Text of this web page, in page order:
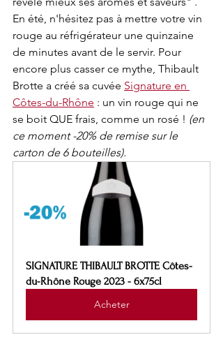
En été, n'hésitez pas à mettre votre vin
rouge au réfrigérateur une quinzaine
de minutes avant de le servir. Pour
encore plus casser ce mythe, Thibault
Brotte a créé sa cuvée Signature en
Côtes-du-Rhône : un vin rouge qui ne
se boit QUE frais, comme un rosé ! (en
ce moment -20% de remise sur le
carton de 6 bouteilles).
SIGNATURE THIBAULT BROTTE Côtes-
du-Rhône Rouge 2023 - 6x75cl
Acheter